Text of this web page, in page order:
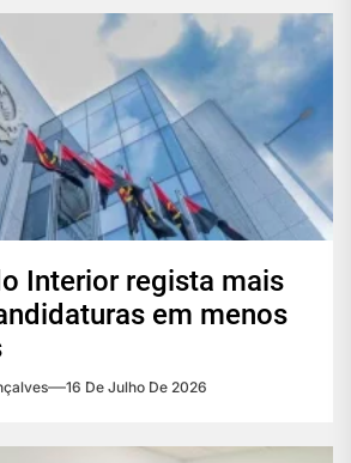
Interior regista mais
em menos
16 De Julho De 2026